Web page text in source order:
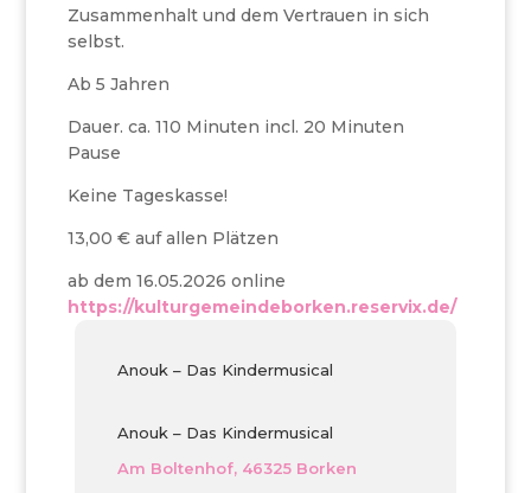
Zusammenhalt und dem Vertrauen in sich
selbst.
Ab 5 Jahren
Dauer. ca. 110 Minuten incl. 20 Minuten
Pause
Keine Tageskasse!
13,00 € auf allen Plätzen
ab dem 16.05.2026 online
https://kulturgemeindeborken.reservix.de/
Anouk – Das Kindermusical
Anouk – Das Kindermusical
Am Boltenhof, 46325 Borken